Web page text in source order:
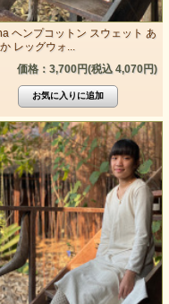
ヘンプコットン スウェット あ
レッグウォ...
価格：3,700円(税込 4,070円)